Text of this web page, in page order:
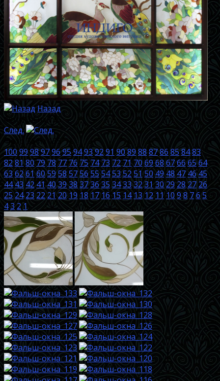
Назад
Фото 34 из 135
След.
Фото 36 из 135
10099 9897969594939291 90 89888786 858483
828180 7978 77 76 7574 73 7271 706968 67666564
636261605958 5756 5554535251 50 49 4847 46 45
4443 4241 40 3938 373635 34333231 30 29 28 27 26
25 24 23 22 21 20 19 18 17 16 151413 121110 98 76 5
43 21